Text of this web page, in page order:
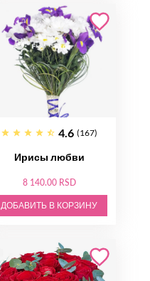
4.6 (167)
Ирисы любви
8 140.00 RSD
ДОБАВИТЬ В КОРЗИНУ